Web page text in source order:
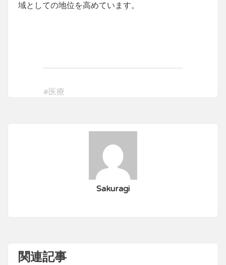
域としての地位を高めています。
#医療
Sakuragi
関連記事